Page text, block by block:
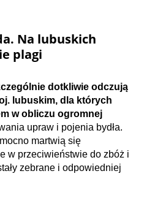
Na lubuskich
plagi
dotkliwie odczują
lubuskim, dla których
w obliczu ogromnej
upraw i pojenia bydła.
martwią się
w przeciwieństwie do zbóż i
zebrane i odpowiedniej